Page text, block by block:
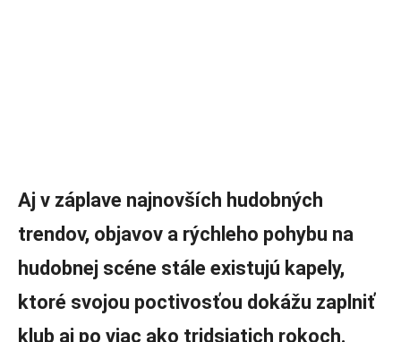
Aj v záplave najnovších hudobných
trendov, objavov a rýchleho pohybu na
hudobnej scéne stále existujú kapely,
ktoré svojou poctivosťou dokážu zaplniť
klub aj po viac ako tridsiatich rokoch.